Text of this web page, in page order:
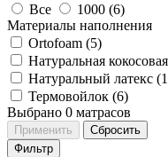
Все
1000 (6)
Материалы наполнения
Ortofoam (5)
Натуральная
Натуральный латекс (1
Термовойлок (6)
Выбрано 0 матрасов
Применить
Сбросить
Фильтр